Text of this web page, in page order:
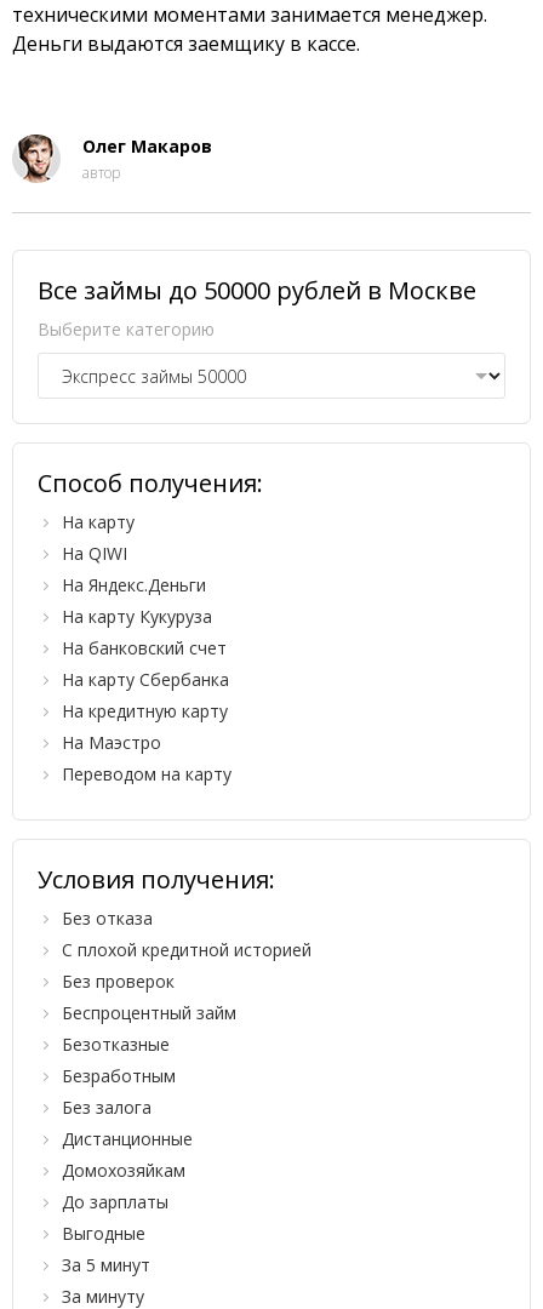
техническими моментами занимается менеджер.
Деньги выдаются заемщику в кассе.
Олег Макаров
автор
Все займы до 50000 рублей в Москве
Выберите категорию
Способ получения:
На карту
На QIWI
На Яндекс.Деньги
На карту Кукуруза
На банковский счет
На карту Сбербанка
На кредитную карту
На Маэстро
Переводом на карту
Условия получения:
Без отказа
С плохой кредитной историей
Без проверок
Беспроцентный займ
Безотказные
Безработным
Без залога
Дистанционные
Домохозяйкам
До зарплаты
Выгодные
За 5 минут
За минуту